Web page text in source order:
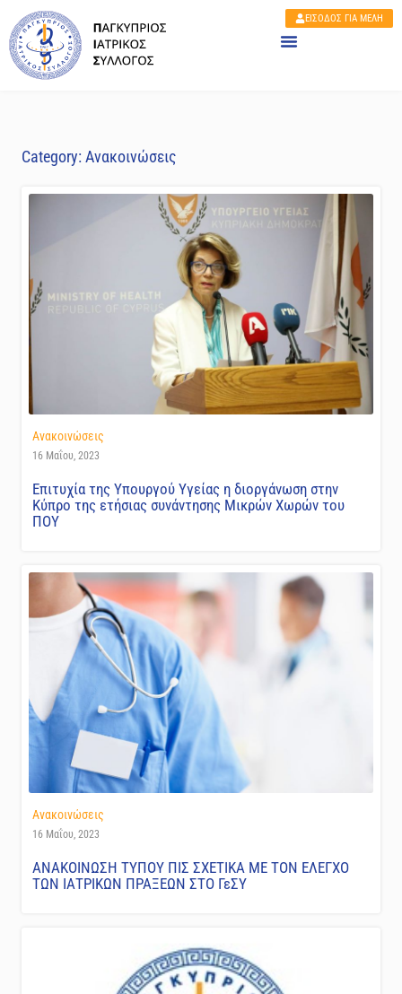
ΕΙΣΟΔΟΣ ΓΙΑ ΜΕΛΗ
Category: Ανακοινώσεις
Ανακοινώσεις
16 Μαΐου, 2023
Επιτυχία της Υπουργού Υγείας η διοργάνωση στην
Κύπρο της ετήσιας συνάντησης Μικρών Χωρών του
ΠΟΥ
Ανακοινώσεις
16 Μαΐου, 2023
ΑΝΑΚΟΙΝΩΣΗ ΤΥΠΟΥ ΠΙΣ ΣΧΕΤΙΚΑ ΜΕ ΤΟΝ ΕΛΕΓΧΟ
ΤΩΝ ΙΑΤΡΙΚΩΝ ΠΡΑΞΕΩΝ ΣΤΟ ΓεΣΥ